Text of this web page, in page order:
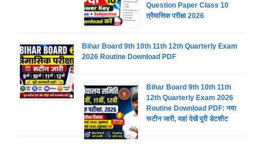
Question Paper Class 10
त्रैमासिक परीक्षा 2026
Bihar Board 9th 10th 11th 12th Quarterly Exam
2026 Routine Download PDF
Bihar Board 9th 10th 11th
12th Quarterly Exam 2026
Routine Download PDF: नया
रूटीन जारी, यहां देखें पूरी डेटशीट